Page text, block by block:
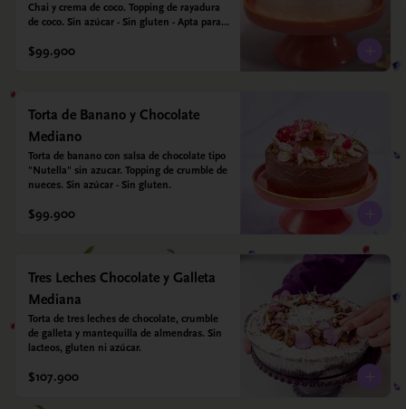
Chai y crema de coco. Topping de rayadura
de coco. Sin azúcar - Sin gluten - Apta para
y almendras. Endulzada con estevia.
$99.900
Torta de Banano y Chocolate
Mediano
Torta de banano con salsa de chocolate tipo
"Nutella" sin azucar. Topping de crumble de
nueces. Sin azúcar - Sin gluten.
$99.900
Tres Leches Chocolate y Galleta
Mediana
Torta de tres leches de chocolate, crumble
de galleta y mantequilla de almendras. Sin
lacteos, gluten ni azúcar.
$107.900